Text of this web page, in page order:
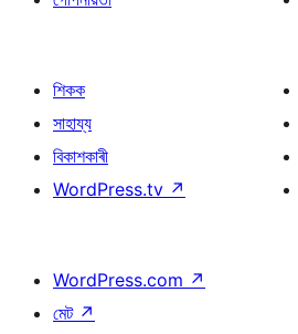
শিকক
সাহায্য
বিকাশকাৰী
WordPress.tv ↗
WordPress.com ↗
মেট ↗